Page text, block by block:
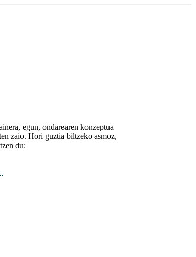
egun, ondarearen konzeptua
zaio. Hori guztia biltzeko asmoz,
du: